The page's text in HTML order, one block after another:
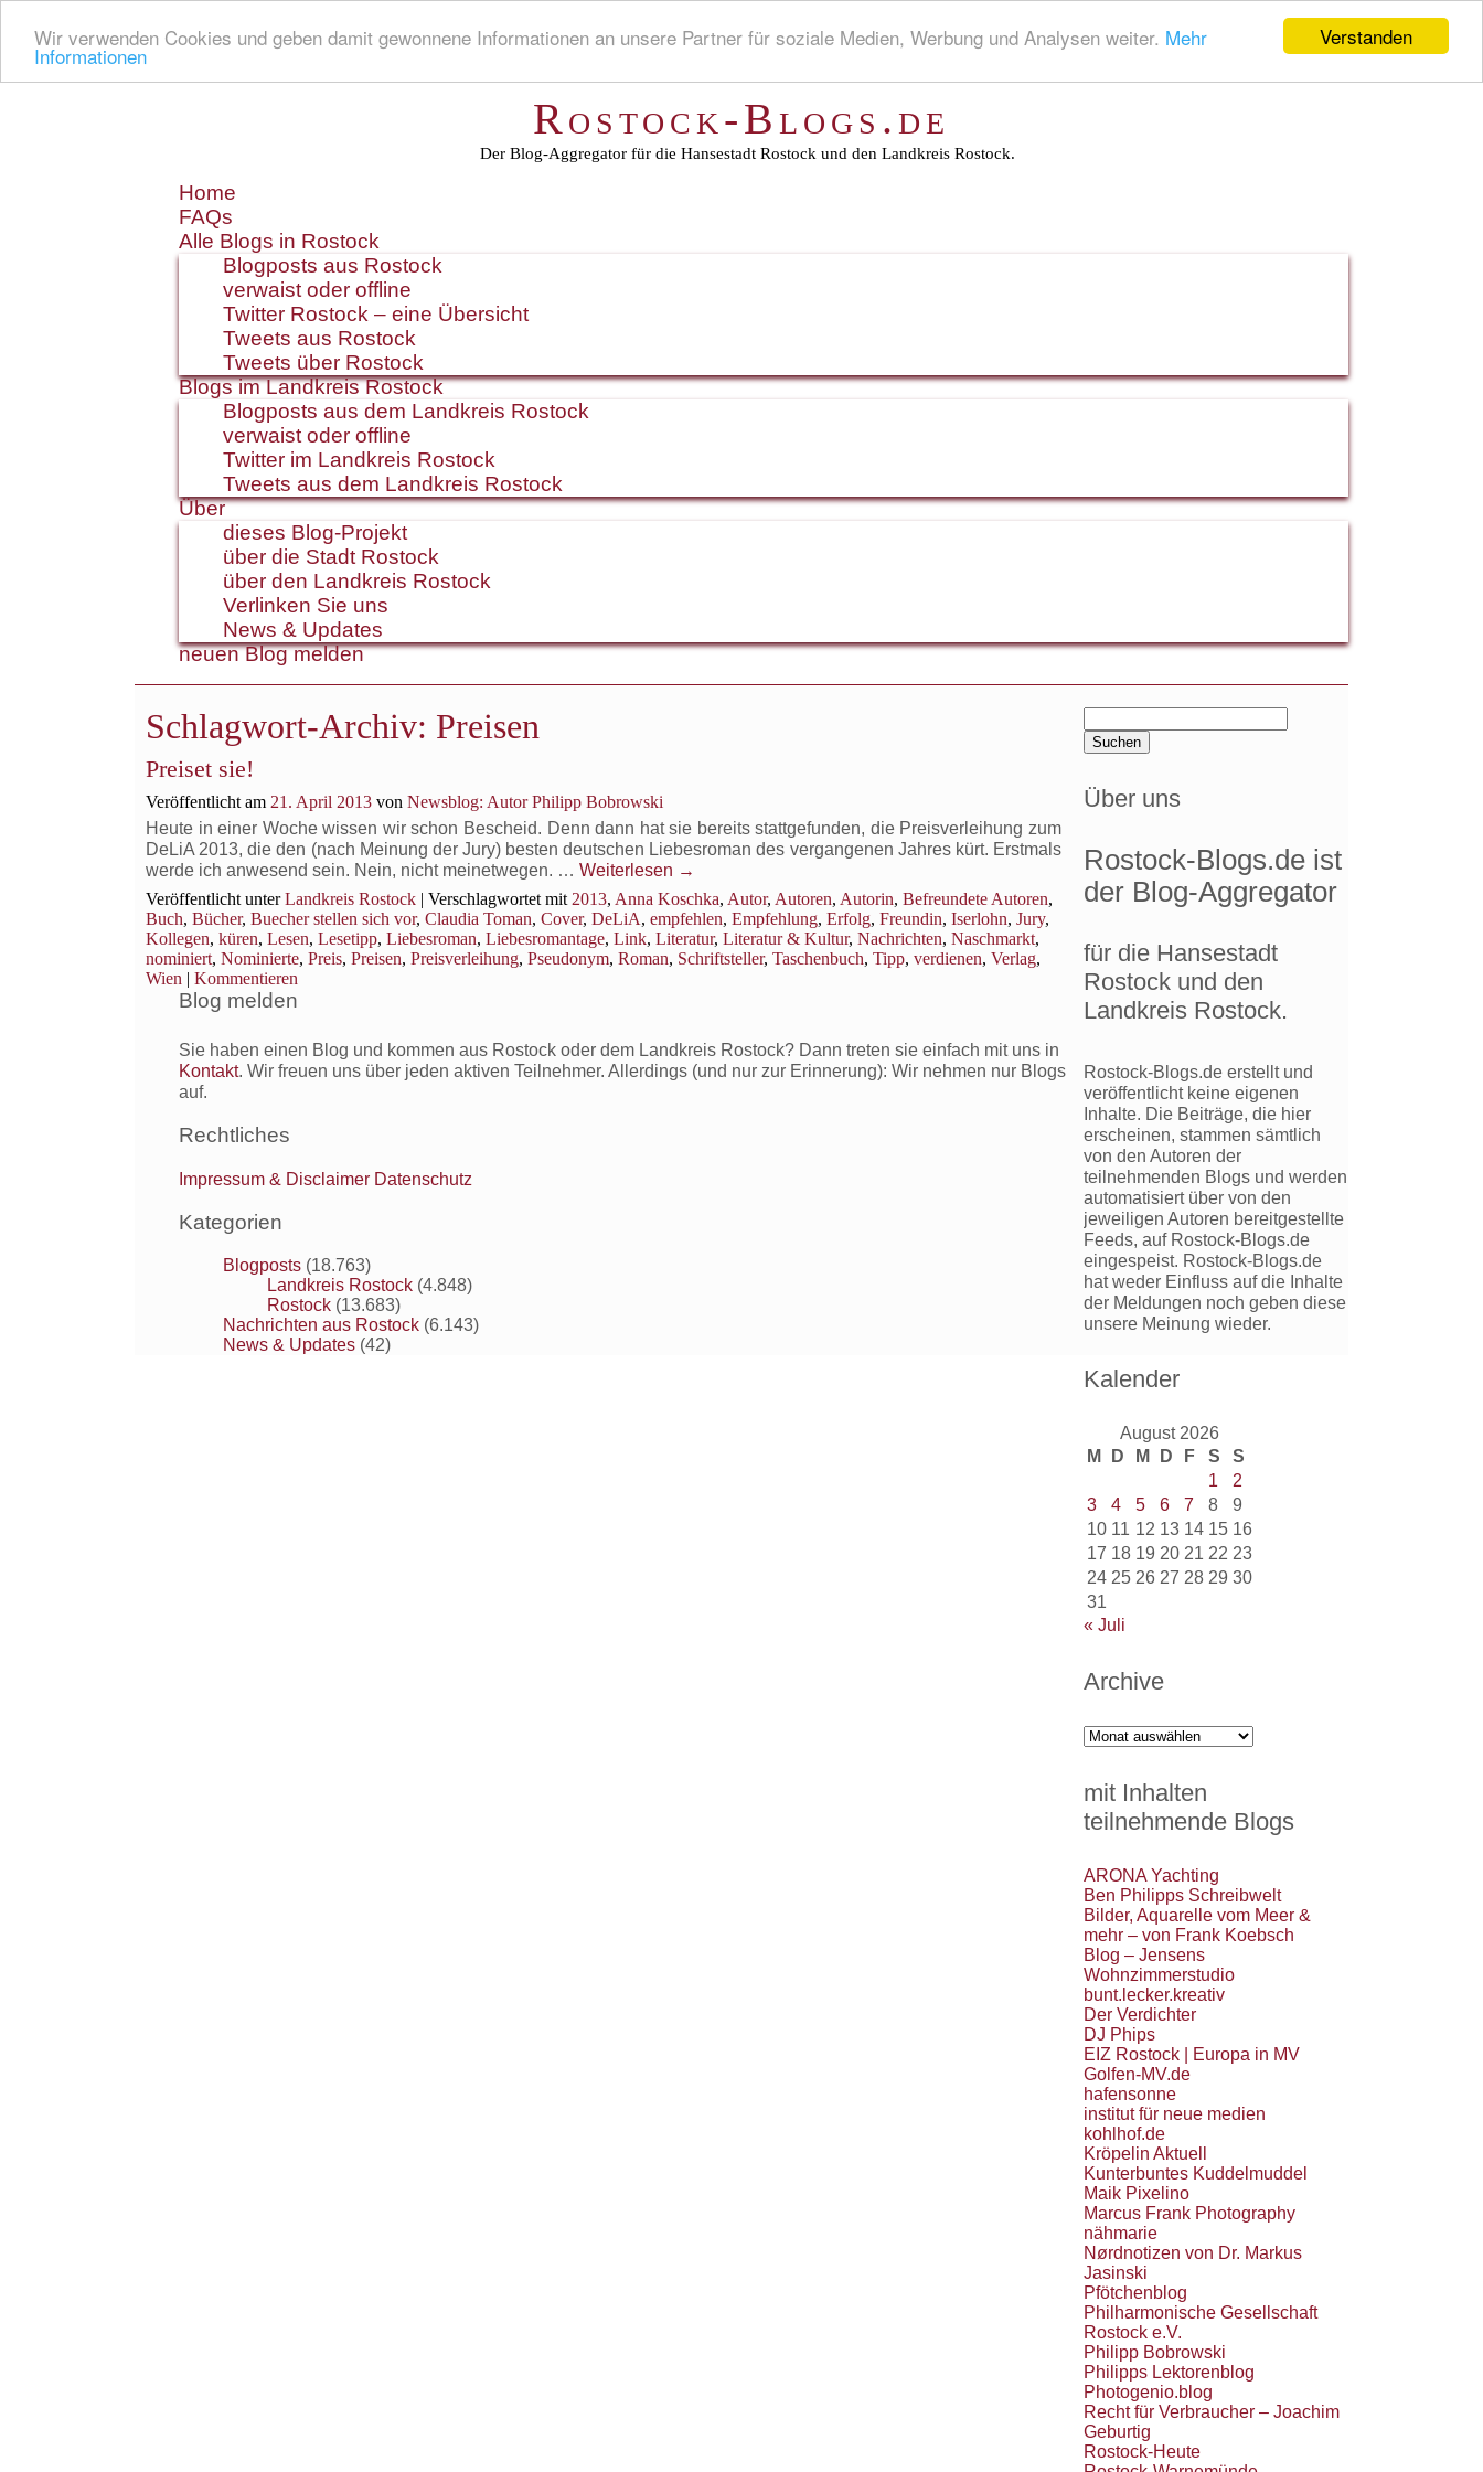
Verstanden
Wir verwenden Cookies und geben damit gewonnene Informationen an unsere Partner für soziale Medien, Werbung und Analysen weiter. Mehr
Informationen
Rostock-Blogs.de
Der Blog-Aggregator für die Hansestadt Rostock und den Landkreis Rostock.
Inhalt
springen
Home
FAQs
Alle Blogs in Rostock
Blogposts aus Rostock
verwaist oder offline
Twitter Rostock – eine Übersicht
Tweets aus Rostock
Tweets über Rostock
Blogs im Landkreis Rostock
Blogposts aus dem Landkreis Rostock
verwaist oder offline
Twitter im Landkreis Rostock
Tweets aus dem Landkreis Rostock
Über
dieses Blog-Projekt
über die Stadt Rostock
über den Landkreis Rostock
Verlinken Sie uns
News & Updates
neuen Blog melden
Schlagwort-Archiv: Preisen
Preiset sie!
Veröffentlicht am 21. April 2013 von Newsblog: Autor Philipp Bobrowski
Heute in einer Woche wissen wir schon Bescheid. Denn dann hat sie bereits stattgefunden, die Preisverleihung zum
DeLiA 2013, die den (nach Meinung der Jury) besten deutschen Liebesroman des vergangenen Jahres kürt. Erstmals
werde ich anwesend sein. Nein, nicht meinetwegen. … Weiterlesen →
Veröffentlicht unter Landkreis Rostock | Verschlagwortet mit 2013, Anna Koschka, Autor, Autoren, Autorin, Befreundete Autoren,
Buch, Bücher, Buecher stellen sich vor, Claudia Toman, Cover, DeLiA, empfehlen, Empfehlung, Erfolg, Freundin, Iserlohn, Jury,
Kollegen, küren, Lesen, Lesetipp, Liebesroman, Liebesromantage, Link, Literatur, Literatur & Kultur, Nachrichten, Naschmarkt,
nominiert, Nominierte, Preis, Preisen, Preisverleihung, Pseudonym, Roman, Schriftsteller, Taschenbuch, Tipp, verdienen, Verlag,
Wien | Kommentieren
nach:
Über uns
Rostock-Blogs.de ist
der Blog-Aggregator
für die Hansestadt
Rostock und den
Landkreis Rostock.
Rostock-Blogs.de erstellt und
veröffentlicht keine eigenen
Inhalte. Die Beiträge, die hier
erscheinen, stammen sämtlich
von den Autoren der
teilnehmenden Blogs und werden
automatisiert über von den
jeweiligen Autoren bereitgestellte
Feeds, auf Rostock-Blogs.de
eingespeist. Rostock-Blogs.de
hat weder Einfluss auf die Inhalte
der Meldungen noch geben diese
unsere Meinung wieder.
Kalender
August 2026
M
D M D F S
S
1
2
3
4 5 6 7 8
9
10 11 12 13 14 15 16
17 18 19 20 21 22 23
24 25 26 27 28 29 30
31
« Juli
Archive
Archive
mit Inhalten
teilnehmende Blogs
ARONA Yachting
Ben Philipps Schreibwelt
Bilder, Aquarelle vom Meer &
mehr – von Frank Koebsch
Blog – Jensens
Wohnzimmerstudio
bunt.lecker.kreativ
Der Verdichter
DJ Phips
EIZ Rostock | Europa in MV
Golfen-MV.de
hafensonne
institut für neue medien
kohlhof.de
Kröpelin Aktuell
Kunterbuntes Kuddelmuddel
Maik Pixelino
Marcus Frank Photography
nähmarie
Nørdnotizen von Dr. Markus
Jasinski
Pfötchenblog
Philharmonische Gesellschaft
Rostock e.V.
Philipp Bobrowski
Philipps Lektorenblog
Photogenio.blog
Recht für Verbraucher – Joachim
Geburtig
Rostock-Heute
Blog melden
Sie haben einen Blog und kommen aus Rostock oder dem Landkreis Rostock? Dann treten sie einfach mit uns in
Kontakt. Wir freuen uns über jeden aktiven Teilnehmer. Allerdings (und nur zur Erinnerung): Wir nehmen nur Blogs
auf.
Rechtliches
Impressum & Disclaimer Datenschutz
Kategorien
Blogposts (18.763)
Landkreis Rostock (4.848)
Rostock (13.683)
Nachrichten aus Rostock (6.143)
News & Updates (42)